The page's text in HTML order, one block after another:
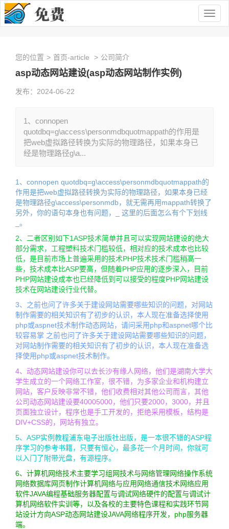
您的位置 > 首页-article > 公司简介
asp动态网站建设(asp动态网站制作实例)
发布：2024-06-22
1、connopen
quotdbq=g\access\personmdbquotmappath的作用是
把web虚拟路径转换为实际的物理路径，如果本身已
经是物理路径g\a...
1、connopen quotdbq=g\access\personmdbquotmappath的
作用是把web虚拟路径转换为实际的物理路径，如果本身已经
是物理路径g\access\personmdb，就无需再用mappath转换了
另外，你的语句本身也有问题，_ 这里的后面怎么有个下划线
_。
2、二者区别如下1ASP技术简单并且可以实现网站建设的绝大
部分需求，工程塑料技术门槛较低，相对应的技术成本也比较
低，是目前市场上普遍采用的技术PHP技术技术门槛稍高一
些，技术成本比ASP要高，但随着PHP应用的逐步深入，目前
PHP网站建设成本也已经降低到可以接受的程度PHP网站建设
技术在网站建设行业代替。
3、之前也问了许多关于建设网站需要哪些知识的问题，对网站
制作需要的相关知识有了初步的认识，本人现在准备选择使用
php或aspnet技术制作动态网站，请问采用php和aspnet哪个比
较容易掌 之前也问了许多关于建设网站需要哪些知识的问题，
对网站制作需要的相关知识有了初步的认识，本人现在准备选
择使用php或aspnet技术制作。
4、动态网站建设你可以去长沙有缘人网络，他们是湖南大学大
学生成立的一个网络工作室，很不错，为多家企业和机构建立
网站，客户反映非常不错，他们收费相对其他公司而言，其他
公司动态网站建设要40005000，他们只要2000，3000，并且
页面独立设计，程序也是手工开发的，拒绝采用模板，结构是
DIV+CSS的，网站有独立。
5、ASP实例教程浦东电子出版社出版，是一本很不错的ASP程
序学习的参考书籍，只要有恒心，最多花一个月时间，你就可
以入门了附带光盘，有源程序。
6、计算机网络技术主要学习组网技术与网络管理网络操作系统
网络数据库网页制作计算机网络与应用网络通信技术网络应用
软件JAVA编程基础服务器配置与调试网络硬件的配置与调试计
算机网络软件实训等，以及各校的主要特色课程和实践环节网
站设计方向ASP动态网站建设JAVA网络程序开发，php服务器
端。